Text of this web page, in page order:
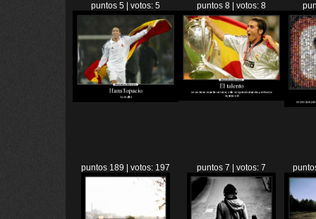
puntos 5 | votos: 5 puntos 8 | votos: 8
puntos 189 | votos: 197 puntos 7 | votos: 7